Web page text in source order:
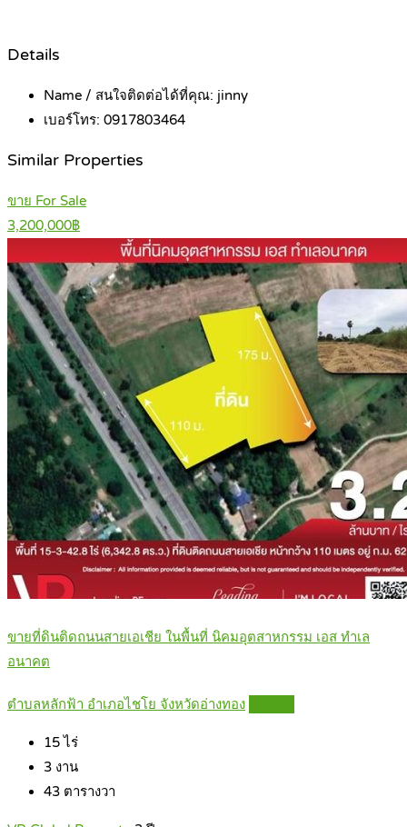
Details
Name / สนใจติดต่อได้ที่คุณ: jinny
เบอร์โทร: 0917803464
Similar Properties
ขาย For Sale
3,200,000฿
ขายที่ดินติดถนนสายเอเชีย ในพื้นที่ นิคมอุตสาหกรรม เอส ทำเล
อนาคต
ตำบลหลักฟ้า อำเภอไชโย จังหวัดอ่างทอง
15ไร่
3 งาน
43 ตารางวา